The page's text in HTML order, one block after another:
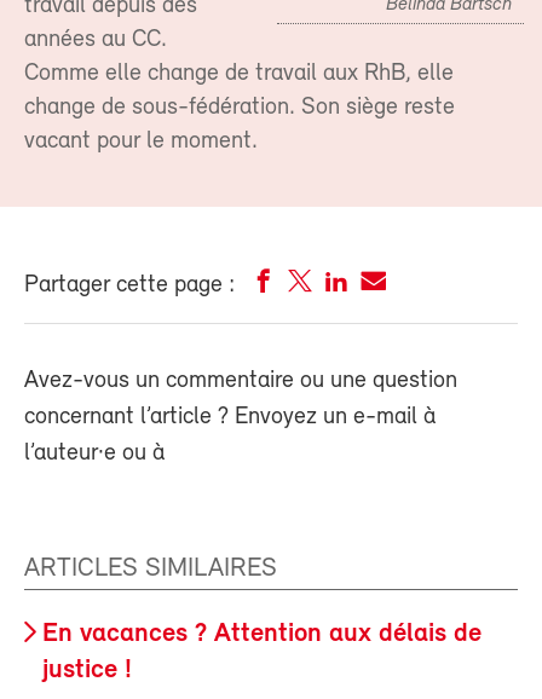
Belinda Bärtsch
travail depuis des
années au CC.
Comme elle change de travail aux RhB, elle
change de sous-fédération. Son siège reste
vacant pour le moment.
Partager cette page :
Avez-vous un commentaire ou une question
concernant l’article ? Envoyez un e-mail à
l’auteur·e ou à
ARTICLES SIMILAIRES
En vacances ? Attention aux délais de
justice !